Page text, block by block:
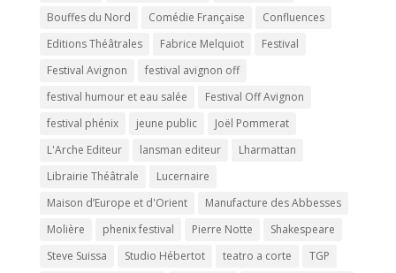
Bouffes du Nord
Comédie Française
Confluences
Editions Théâtrales
Fabrice Melquiot
Festival
Festival Avignon
festival avignon off
festival humour et eau salée
Festival Off Avignon
festival phénix
jeune public
Joël Pommerat
L'Arche Editeur
lansman editeur
Lharmattan
Librairie Théâtrale
Lucernaire
Maison d’Europe et d'Orient
Manufacture des Abbesses
Molière
phenix festival Pierre Notte
Shakespeare
Steve Suissa
Studio Hébertot teatro a corte TGP